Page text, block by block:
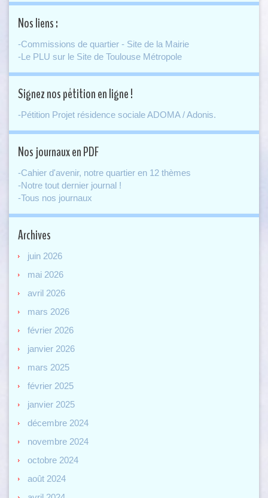
Nos liens :
-Commissions de quartier - Site de la Mairie
-Le PLU sur le Site de Toulouse Métropole
Signez nos pétition en ligne !
-Pétition Projet résidence sociale ADOMA / Adonis.
Nos journaux en PDF
-Cahier d'avenir, notre quartier en 12 thèmes
-Notre tout dernier journal !
-Tous nos journaux
Archives
juin 2026
mai 2026
avril 2026
mars 2026
février 2026
janvier 2026
mars 2025
février 2025
janvier 2025
décembre 2024
novembre 2024
octobre 2024
août 2024